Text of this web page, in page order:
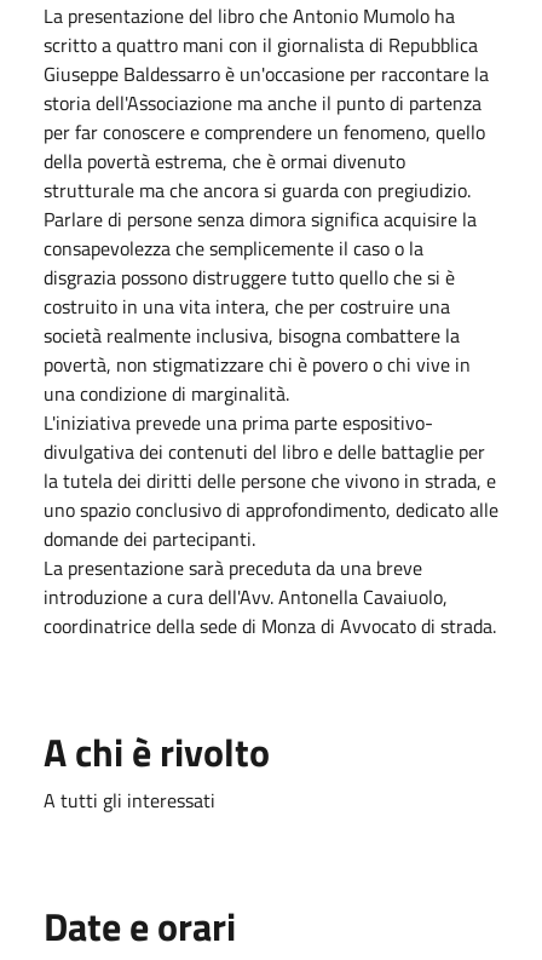
La presentazione del libro che Antonio Mumolo ha
scritto a quattro mani con il giornalista di Repubblica
Giuseppe Baldessarro è un'occasione per raccontare la
storia dell'Associazione ma anche il punto di partenza
per far conoscere e comprendere un fenomeno, quello
della povertà estrema, che è ormai divenuto
strutturale ma che ancora si guarda con pregiudizio.
Parlare di persone senza dimora significa acquisire la
consapevolezza che semplicemente il caso o la
disgrazia possono distruggere tutto quello che si è
costruito in una vita intera, che per costruire una
società realmente inclusiva, bisogna combattere la
povertà, non stigmatizzare chi è povero o chi vive in
una condizione di marginalità.
L'iniziativa prevede una prima parte espositivo-
divulgativa dei contenuti del libro e delle battaglie per
la tutela dei diritti delle persone che vivono in strada, e
uno spazio conclusivo di approfondimento, dedicato alle
domande dei partecipanti.
La presentazione sarà preceduta da una breve
introduzione a cura dell'Avv. Antonella Cavaiuolo,
coordinatrice della sede di Monza di Avvocato di strada.
A chi è rivolto
A tutti gli interessati
Date e orari